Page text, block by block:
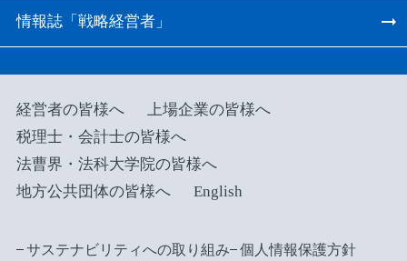
情報誌「戦略経営者」
経営者の皆様へ
上場企業の皆様へ
税理士・会計士の皆様へ
法曹界・法科大学院の皆様へ
地方公共団体の皆様へ
English
サステナビリティへの取り組み
個人情報保護方針